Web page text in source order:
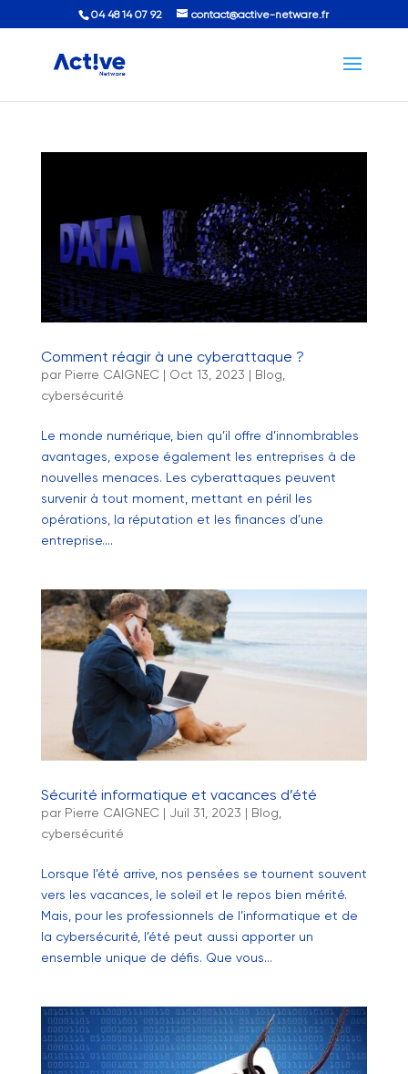
04 48 14 07 92 contact@active-netware.fr
Comment réagir à une cyberattaque ?
par Pierre CAIGNEC | Oct 13, 2023 | Blog,
cybersécurité
Le monde numérique, bien qu’il offre d’innombrables
avantages, expose également les entreprises à de
nouvelles menaces. Les cyberattaques peuvent
survenir à tout moment, mettant en péril les
opérations, la réputation et les finances d’une
entreprise....
Sécurité informatique et vacances d’été
par Pierre CAIGNEC | Juil 31, 2023 | Blog
cybersécurité
Lorsque l’été arrive, nos pensées se tournent souvent
vers les vacances, le soleil et le repos bien mérité.
Mais, pour les professionnels de l’informatique et de
la cybersécurité, l’été peut aussi apporter un
ensemble unique de défis. Que vous...